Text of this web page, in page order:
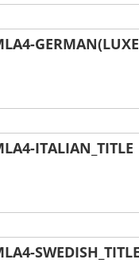
ITALIAN_TITLE
SWEDISH_TITLE